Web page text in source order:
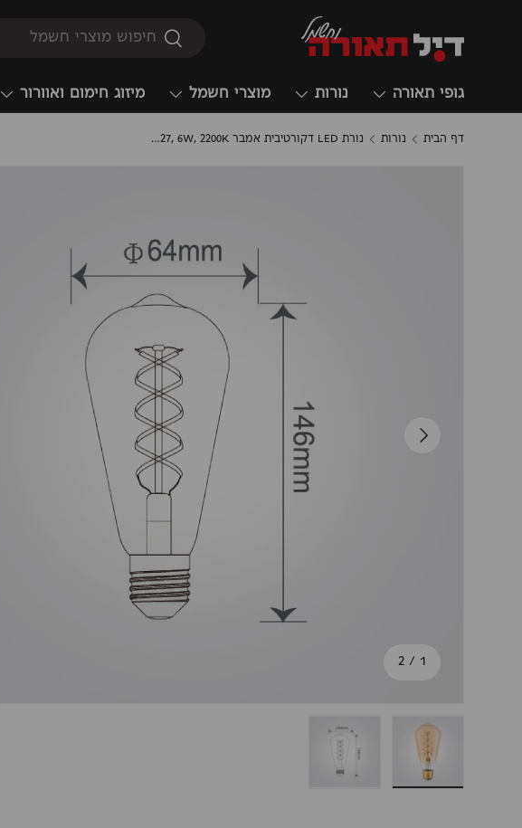
חיפוש
חיפוש
גופי תאורה נורות מוצרי חשמל מיזוג חימום ואוורור
דף הבית נורות נורת LED דקורטיבית אמבר ST64 E27, 6W, 2200K, סליל בצורת "SS"
1
/ מתוך
2
הבא